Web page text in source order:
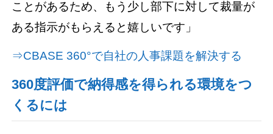
ことがあるため、もう少し部下に対して裁量が
ある指示がもらえると嬉しいです」
⇒CBASE 360°で自社の人事課題を解決する
360度評価で納得感を得られる環境をつ
くるには